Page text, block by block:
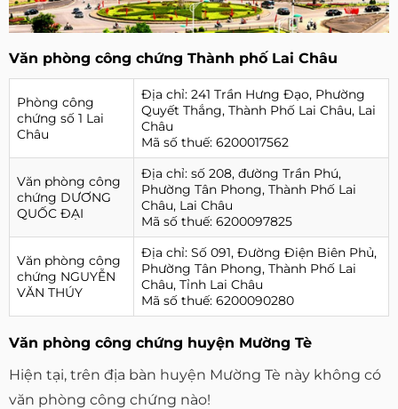
Văn phòng công chứng Thành phố Lai Châu
Phòng công
chứng số 1 Lai
Châu
Địa chỉ: 241 Trần Hưng Đạo, Phường
Quyết Thắng, Thành Phố Lai Châu, Lai
Châu
Mã số thuế: 6200017562
Văn phòng công
chứng DƯƠNG
QUỐC ĐẠI
Địa chỉ: số 208, đường Trần Phú,
Phường Tân Phong, Thành Phố Lai
Châu, Lai Châu
Mã số thuế: 6200097825
Văn phòng công
chứng NGUYỄN
VĂN THÚY
Địa chỉ: Số 091, Đường Điện Biên Phủ,
Phường Tân Phong, Thành Phố Lai
Châu, Tỉnh Lai Châu
Mã số thuế: 6200090280
Văn phòng công chứng huyện Mường Tè
Hiện tại, trên địa bàn huyện Mường Tè này không có
văn phòng công chứng nào!